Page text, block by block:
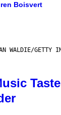
Boisvert
WALDIE/GETTY